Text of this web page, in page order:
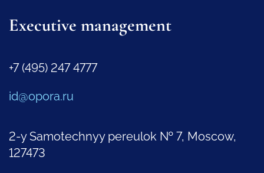
Executive management
+7 (495) 247 4777
id@opora.ru
2-y Samotechnyy pereulok № 7, Moscow,
127473